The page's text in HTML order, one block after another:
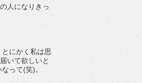
人になりきっ
にかく私は思
いて欲しいと
って(笑)。